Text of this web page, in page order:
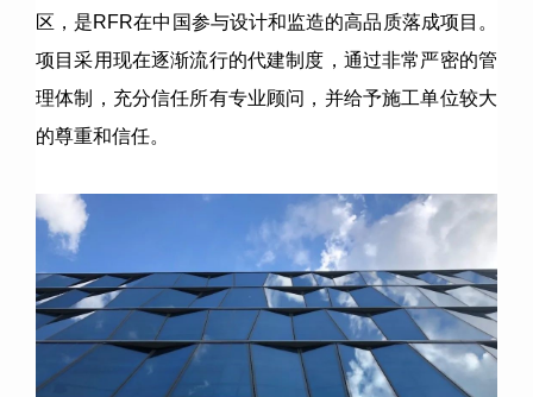
区，是RFR在中国参与设计和监造的高品质落成项目。
项目采用现在逐渐流行的代建制度，通过非常严密的管
理体制，充分信任所有专业顾问，并给予施工单位较大
的尊重和信任。